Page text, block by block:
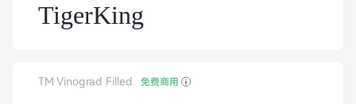
TigerKing
TM Vinograd Filled 免费商用